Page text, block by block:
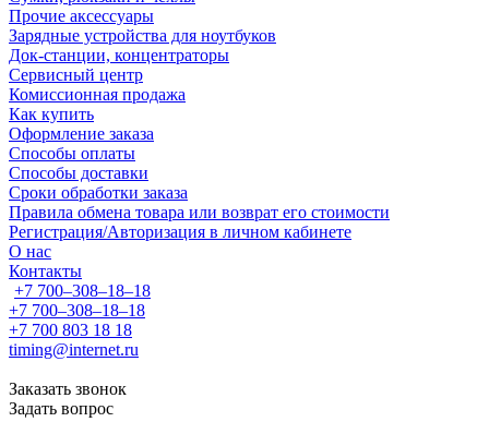
Прочие аксессуары
Зарядные устройства для ноутбуков
Док-станции, концентраторы
Сервисный центр
Комиссионная продажа
Как купить
Оформление заказа
Способы оплаты
Способы доставки
Сроки обработки заказа
Правила обмена товара или возврат его стоимости
Регистрация/Авторизация в личном кабинете
О нас
Контакты
+7 700‒308‒18‒18
+7 700‒308‒18‒18
+7 700 803 18 18
timing@internet.ru
Заказать звонок
Задать вопрос